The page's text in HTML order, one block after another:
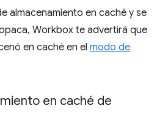
almacenamiento en caché y se
Workbox te advertirá que
en caché en el modo de
en caché de